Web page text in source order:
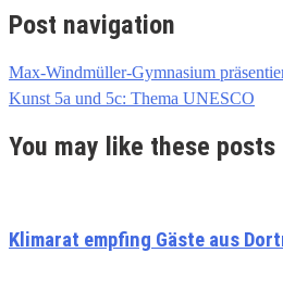
Post navigation
Max-Windmüller-Gymnasium
Kunst 5a und 5c: Thema UNESCO
You may like these posts
Klimarat empfing Gäste aus